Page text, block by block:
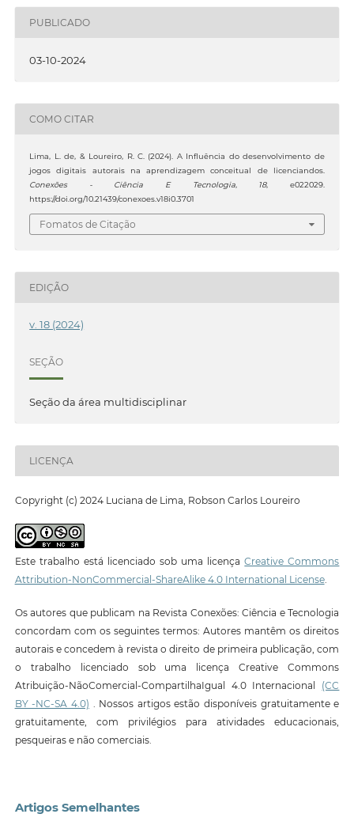
PUBLICADO
03-10-2024
COMO CITAR
Lima, L. de, & Loureiro, R. C. (2024). A Influência do desenvolvimento de
jogos digitais autorais na aprendizagem conceitual de licenciandos.
Conexões - Ciência E Tecnologia, 18, e022029.
https://doi.org/10.21439/conexoes.v18i0.3701
Fomatos de Citação
EDIÇÃO
v. 18 (2024)
SEÇÃO
Seção da área multidisciplinar
LICENÇA
Copyright (c) 2024 Luciana de Lima, Robson Carlos Loureiro
Este trabalho está licenciado sob uma licençaCreative Commons
Attribution-NonCommercial-ShareAlike 4.0 International License.
Os autores que publicam na Revista Conexões: Ciência e Tecnologia
concordam com os seguintes termos: Autores mantêm os direitos
autorais e concedem à revista o direito de primeira publicação, com
o trabalho licenciado sob uma licença Creative Commons
Atribuição-NãoComercial-CompartilhaIgual 4.0 Internacional (CC
BY -NC-SA 4.0) . Nossos artigos estão disponíveis gratuitamente e
gratuitamente, com privilégios para atividades educacionais,
pesqueiras e não comerciais.
Artigos Semelhantes